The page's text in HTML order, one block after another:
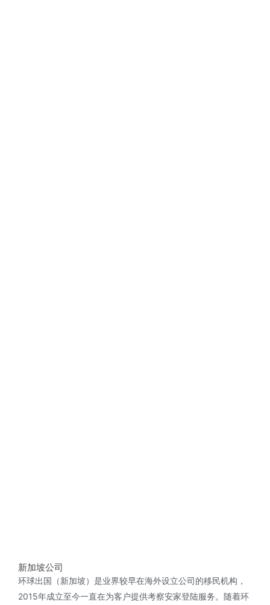
新加坡公司
环球出国（新加坡）是业界较早在海外设立公司的移民机构，
2015年成立至今一直在为客户提供考察安家登陆服务。随着环